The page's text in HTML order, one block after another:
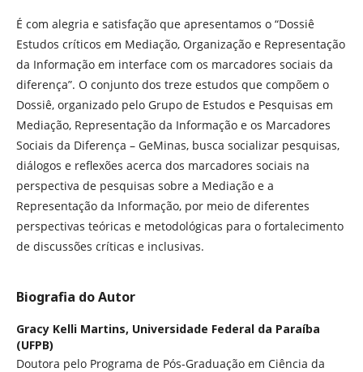
É com alegria e satisfação que apresentamos o “Dossiê
Estudos críticos em Mediação, Organização e Representação
da Informação em interface com os marcadores sociais da
diferença”. O conjunto dos treze estudos que compõem o
Dossiê, organizado pelo Grupo de Estudos e Pesquisas em
Mediação, Representação da Informação e os Marcadores
Sociais da Diferença – GeMinas, busca socializar pesquisas,
diálogos e reflexões acerca dos marcadores sociais na
perspectiva de pesquisas sobre a Mediação e a
Representação da Informação, por meio de diferentes
perspectivas teóricas e metodológicas para o fortalecimento
de discussões críticas e inclusivas.
Biografia do Autor
Gracy Kelli Martins, Universidade Federal da Paraíba
(UFPB)
Doutora pelo Programa de Pós-Graduação em Ciência da